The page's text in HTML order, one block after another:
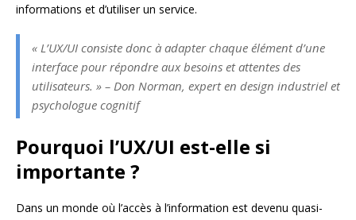
informations et d’utiliser un service.
« L’UX/UI consiste donc à adapter chaque élément d’une
interface pour répondre aux besoins et attentes des
utilisateurs. » – Don Norman, expert en design industriel et
psychologue cognitif
Pourquoi l’UX/UI est-elle si
importante ?
Dans un monde où l’accès à l’information est devenu quasi-